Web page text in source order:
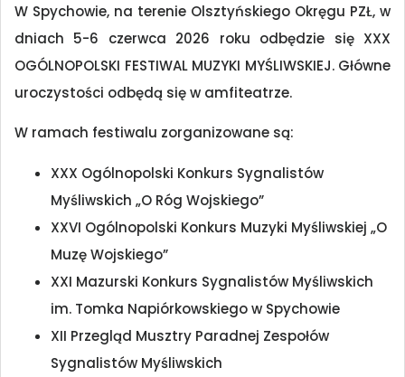
W Spychowie, na terenie Olsztyńskiego Okręgu PZŁ, w
dniach 5-6 czerwca 2026 roku odbędzie się XXX
OGÓLNOPOLSKI FESTIWAL MUZYKI MYŚLIWSKIEJ. Główne
uroczystości odbędą się w amfiteatrze.
W ramach festiwalu zorganizowane są:
XXX Ogólnopolski Konkurs Sygnalistów
Myśliwskich „O Róg Wojskiego”
XXVI Ogólnopolski Konkurs Muzyki Myśliwskiej „O
Muzę Wojskiego”
XXI Mazurski Konkurs Sygnalistów Myśliwskich
im. Tomka Napiórkowskiego w Spychowie
XII Przegląd Musztry Paradnej Zespołów
Sygnalistów Myśliwskich